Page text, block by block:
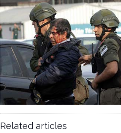
Related articles